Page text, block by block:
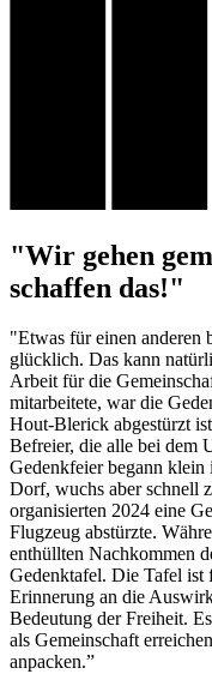
"Wir gehen
schaffen das!"
"Etwas für einen anderen
glücklich. Das kann
Arbeit für die
mitarbeitete, war die
Hout-Blerick abgestürzt
Befreier, die alle bei dem
Gedenkfeier begann klein
Dorf, wuchs aber schnell
organisierten 2024 eine
Flugzeug abstürzte.
enthüllten Nachkommen
Gedenktafel. Die Tafel
Erinnerung an die
Bedeutung der Freiheit.
als Gemeinschaft
anpacken.”